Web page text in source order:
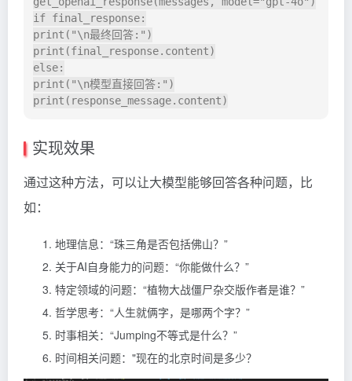
if final_response:
print("\n最终回答:")
print(final_response.content)
else:
print("\n模型直接回答:")
实现效果
通过这种方法，可以让大模型能够回答各种问题，比
如：
地理信息：“珠三角是否包括佛山？”
关于AI自身能力的问题：“你能做什么？”
特定领域的问题：“植物大战僵尸杂交版作者是谁？”
哲学思考：“人生就俩字，是哪两个字？”
时事相关：“Jumping不等式是什么？”
时间相关问题："现在的北京时间是多少？